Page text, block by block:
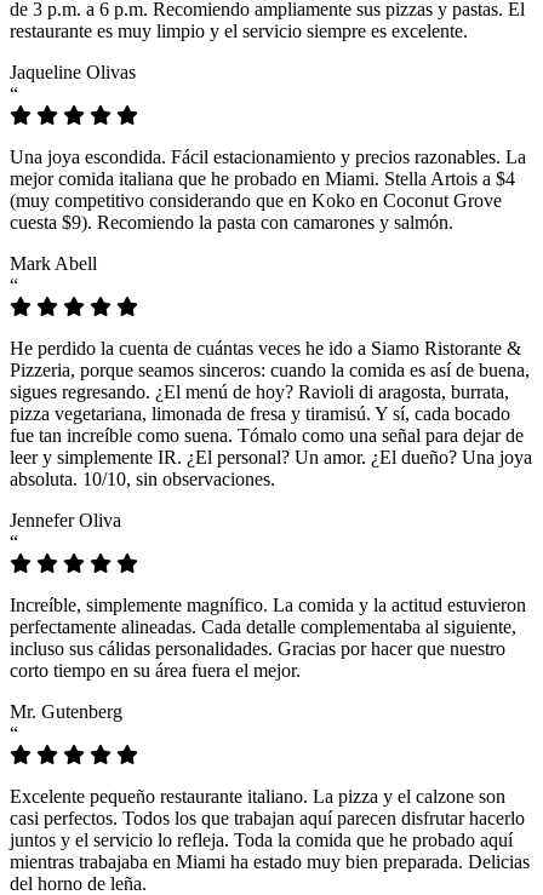
de 3 p.m. a 6 p.m. Recomiendo ampliamente sus pizzas y pastas. El
restaurante es muy limpio y el servicio siempre es excelente.
Jaqueline Olivas
“
Una joya escondida. Fácil estacionamiento y precios razonables. La
mejor comida italiana que he probado en Miami. Stella Artois a $4
(muy competitivo considerando que en Koko en Coconut Grove
cuesta $9). Recomiendo la pasta con camarones y salmón.
Mark Abell
“
He perdido la cuenta de cuántas veces he ido a Siamo Ristorante &
Pizzeria, porque seamos sinceros: cuando la comida es así de buena,
sigues regresando. ¿El menú de hoy? Ravioli di aragosta, burrata,
pizza vegetariana, limonada de fresa y tiramisú. Y sí, cada bocado
fue tan increíble como suena. Tómalo como una señal para dejar de
leer y simplemente IR. ¿El personal? Un amor. ¿El dueño? Una joya
absoluta. 10/10, sin observaciones.
Jennefer Oliva
“
Increíble, simplemente magnífico. La comida y la actitud estuvieron
perfectamente alineadas. Cada detalle complementaba al siguiente,
incluso sus cálidas personalidades. Gracias por hacer que nuestro
corto tiempo en su área fuera el mejor.
Mr. Gutenberg
“
Excelente pequeño restaurante italiano. La pizza y el calzone son
casi perfectos. Todos los que trabajan aquí parecen disfrutar hacerlo
juntos y el servicio lo refleja. Toda la comida que he probado aquí
mientras trabajaba en Miami ha estado muy bien preparada. Delicias
del horno de leña.